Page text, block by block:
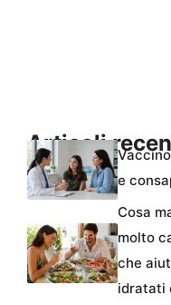
Articoli
e
Cosa
molto
che
idratati